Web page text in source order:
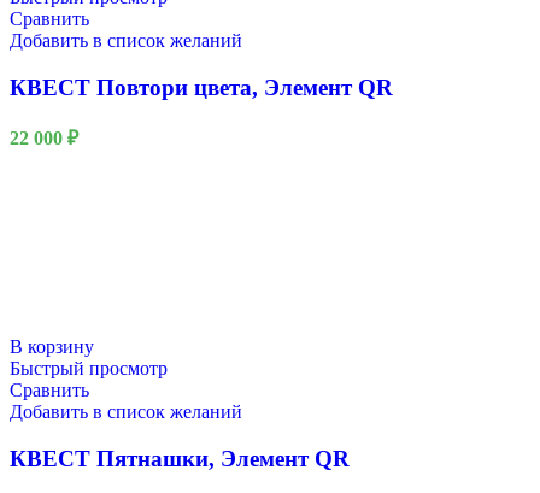
Сравнить
Добавить в список желаний
КВЕСТ Повтори цвета, Элемент QR
22 000 ₽
В корзину
Быстрый просмотр
Сравнить
Добавить в список желаний
КВЕСТ Пятнашки, Элемент QR